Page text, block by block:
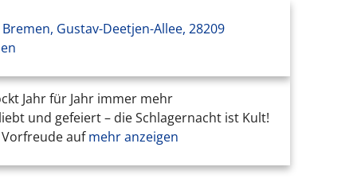
Bremen, Gustav-Deetjen-Allee, 28209
Jahr für Jahr immer mehr
und gefeiert – die Schlagernacht ist Kult!
aufmehr anzeigen